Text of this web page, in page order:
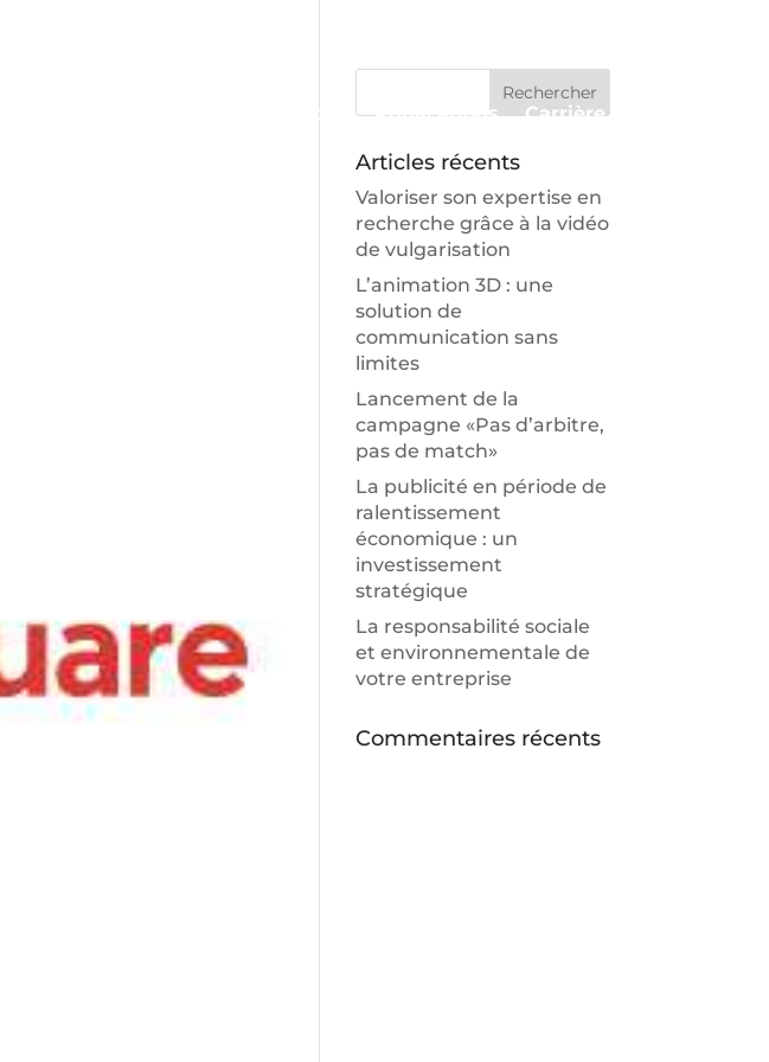
Approche Publications Carrière
Articles récents
Valoriser son expertise en
recherche grâce à la vidéo
de vulgarisation
L’animation 3D : une
solution de
communication sans
limites
Lancement de la
campagne «Pas d’arbitre,
pas de match»
La publicité en période de
ralentissement
économique : un
investissement
stratégique
La responsabilité sociale
et environnementale de
votre entreprise
Commentaires récents